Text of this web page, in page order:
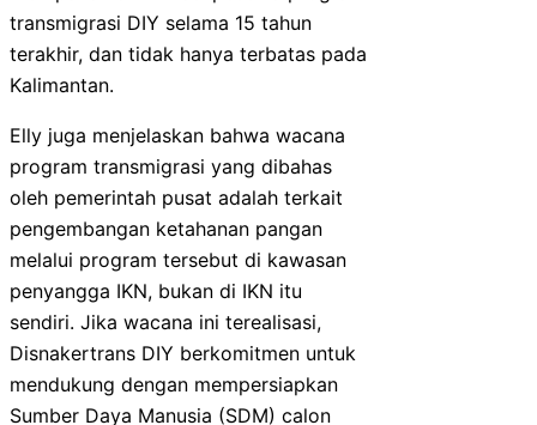
transmigrasi DIY selama 15 tahun
terakhir, dan tidak hanya terbatas pada
Kalimantan.
Elly juga menjelaskan bahwa wacana
program transmigrasi yang dibahas
oleh pemerintah pusat adalah terkait
pengembangan ketahanan pangan
melalui program tersebut di kawasan
penyangga IKN, bukan di IKN itu
sendiri. Jika wacana ini terealisasi,
Disnakertrans DIY berkomitmen untuk
mendukung dengan mempersiapkan
Sumber Daya Manusia (SDM) calon